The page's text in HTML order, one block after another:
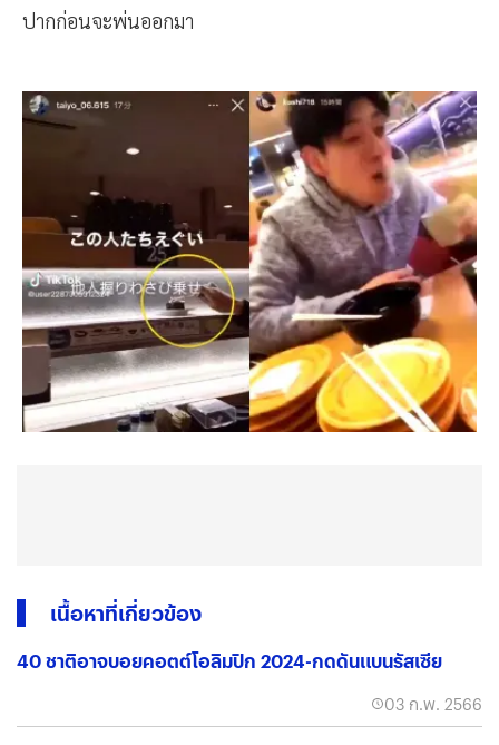
ปากก่อนจะพ่นออกมา
เนื้อหาที่เกี่ยวข้อง
40 ชาติอาจบอยคอตต์โอลิมปิก 2024-กดดันแบนรัสเซีย
03 ก.พ. 2566